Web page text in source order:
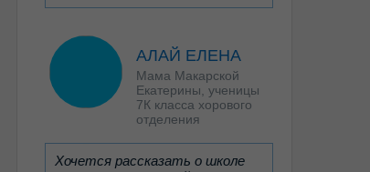
АЛАЙ ЕЛЕНА
Мама Макарской
Екатерины, ученицы
7К класса хорового
отделения
Хочется рассказать о школе